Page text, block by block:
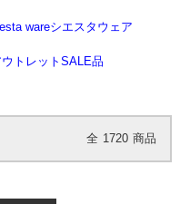
wareシエスタウェア
ウトレットSALE品
全 1720 商品